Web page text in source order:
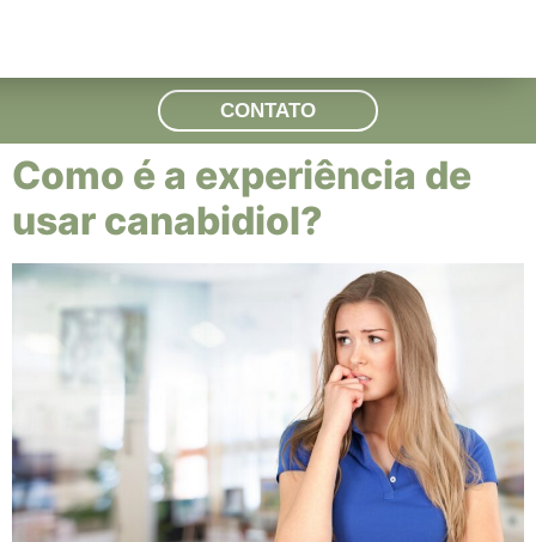
CONTATO
Como é a experiência de
usar canabidiol?